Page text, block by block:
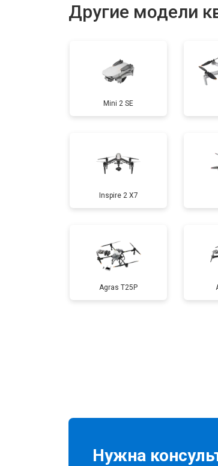
Замена аккумулятора
Настройка шифрования
Прошивка
Замена материнской
Ремонт корпуса
Другие модели
Mini 2 SE
Inspire 2 X7
Agras T25P
Нужна